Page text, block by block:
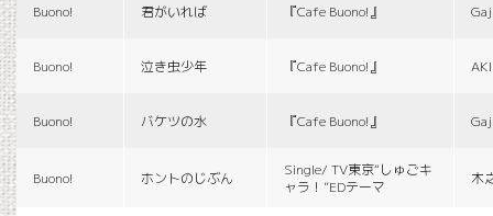
Buono! 君がいれば 『Cafe Buono!』
Buono! 泣き虫少年 『Cafe Buono!』
Buono! バケツの水 『Cafe Buono!』
Buono! ホントのじぶん
Single/ TV東京“しゅごキ
ャラ！”EDテーマ
木